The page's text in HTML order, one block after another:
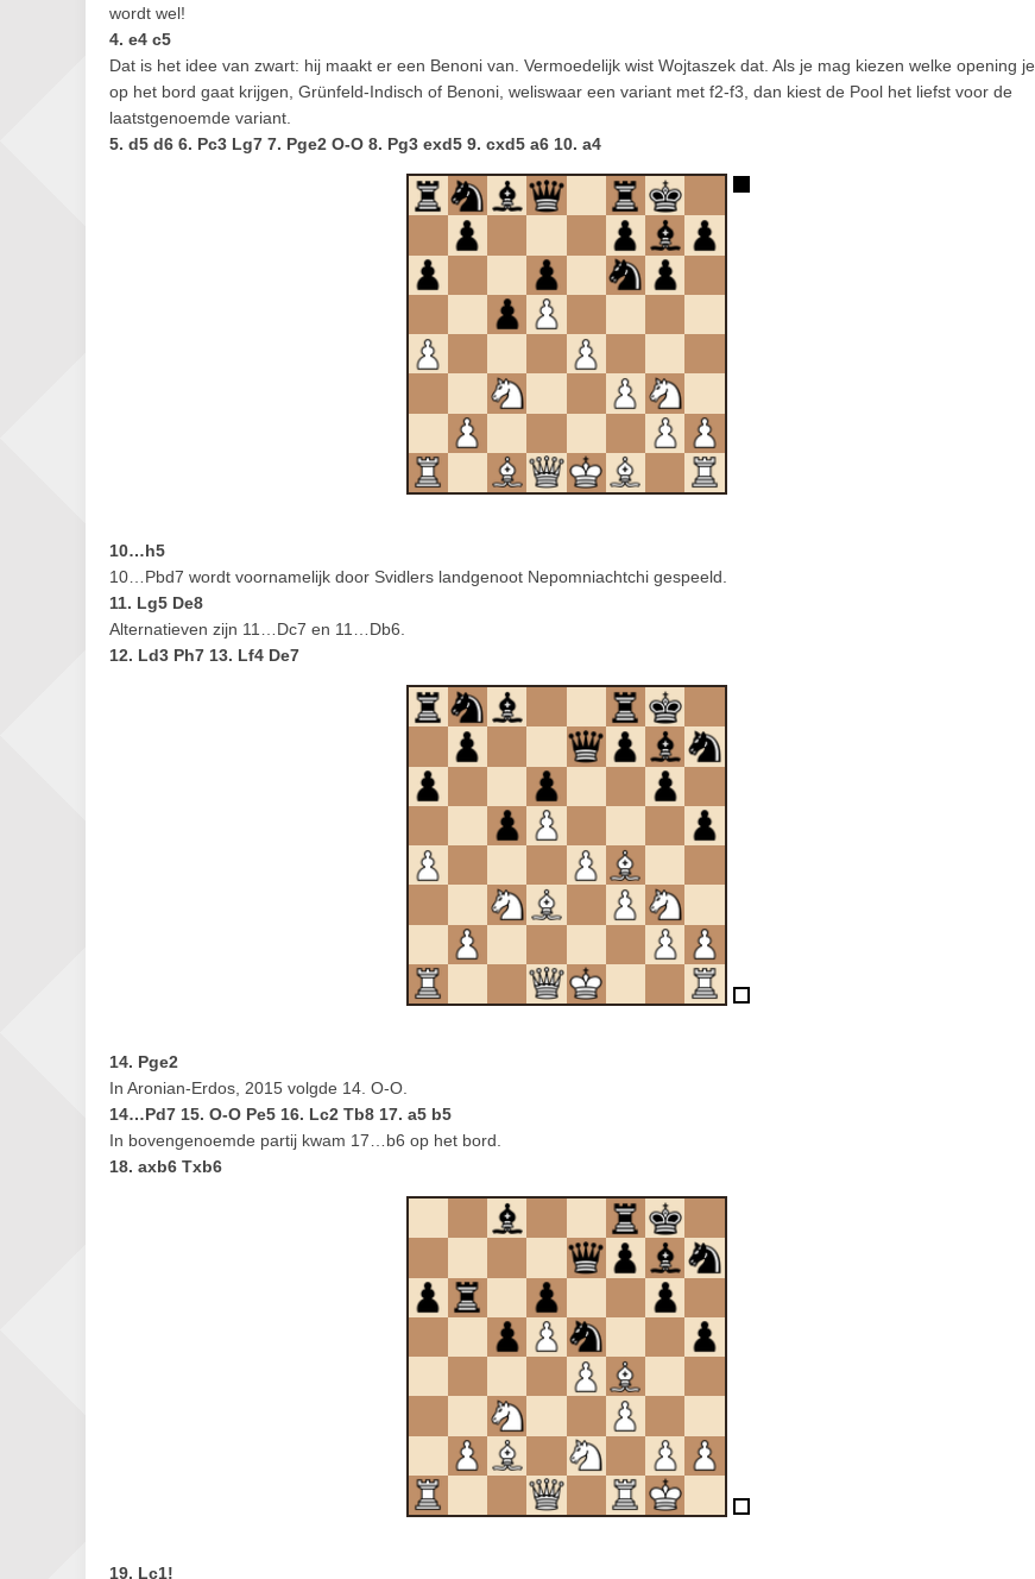
wordt wel!
4. e4 c5
Dat is het idee van zwart: hij maakt er een Benoni van. Vermoedelijk wist Wojtaszek dat. Als je mag kiezen welke opening je
op het bord gaat krijgen, Grünfeld-Indisch of Benoni, weliswaar een variant met f2-f3, dan kiest de Pool het liefst voor de
laatstgenoemde variant.
5. d5 d6 6. Pc3 Lg7 7. Pge2 O-O 8. Pg3 exd5 9. cxd5 a6 10. a4
10…h5
10…Pbd7 wordt voornamelijk door Svidlers landgenoot Nepomniachtchi gespeeld.
11. Lg5 De8
Alternatieven zijn 11…Dc7 en 11…Db6.
12. Ld3 Ph7 13. Lf4 De7
14. Pge2
In Aronian-Erdos, 2015 volgde 14. O-O.
14…Pd7 15. O-O Pe5 16. Lc2 Tb8 17. a5 b5
In bovengenoemde partij kwam 17…b6 op het bord.
18. axb6 Txb6
19. Lc1!